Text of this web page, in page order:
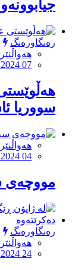
رەنگاورەنگ
هەواڵنێر
07
سووریا
هەواڵنێر
04
مووچەی
رەنگاورەنگ
هەواڵنێر
24